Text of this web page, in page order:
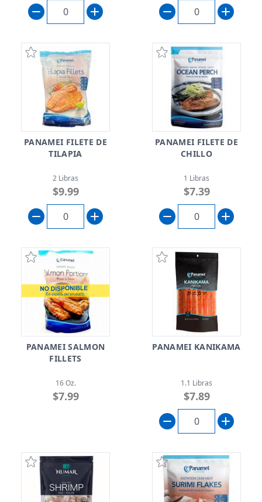
PANAMEI FILETE DE
TILAPIA
2 Libras
$9.99
PANAMEI FILETE DE
CHILLO
1 Libras
$7.39
PANAMEI SALMON
FILLETS
16 Oz.
$7.99
PANAMEI KANIKAMA
1.1 Libras
$7.89